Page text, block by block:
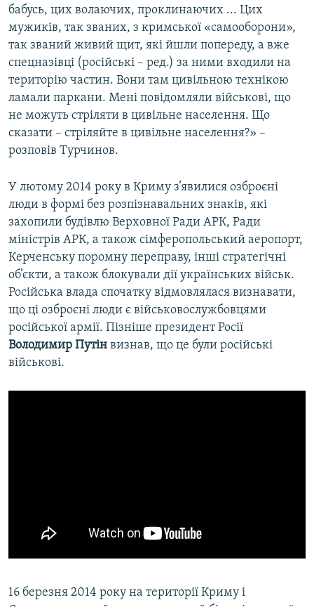
бабусь, цих волаючих, проклинаючих ... Цих
мужиків, так званих, з кримської «самооборони»,
так званий живий щит, які йшли попереду, а вже
спецназівці (російські – ред.) за ними входили на
територію частин. Вони там цивільною технікою
ламали паркани. Мені повідомляли військові, що
не можуть стріляти в цивільне населення. Що
сказати – стріляйте в цивільне населення?» –
розповів Турчинов.
У лютому 2014 року в Криму з’явилися озброєні
люди в формі без розпізнавальних знаків, які
захопили будівлю Верховної Ради АРК, Ради
міністрів АРК, а також сімферопольський аеропорт,
Керченську поромну переправу, інші стратегічні
об’єкти, а також блокували дії українських військ.
Російська влада спочатку відмовлялася визнавати,
що ці озброєні люди є військовослужбовцями
російської армії. Пізніше президент Росії
Володимир Путін визнав, що це були російські
військові.
16 березня 2014 року на території Криму і